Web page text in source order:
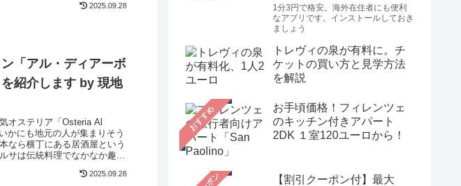
2025.09.28
「アル・ディアーボ
紹介します by 現地
オステリア「Osteria Al
かにも地元の人が集まりそう
なら横丁にある居酒屋という
サは伝統料理でなかなか趣が
2025.09.28
1分3円で格安。海外在住者にも便利
なアプリです。インストールしておき
ましょう
トレヴィの泉が有料に。チ
ケットの買い方と見学方法
を解説
おすすめ
お手頃価格！フィレンツェ
のキッチン付きアパート
2DK １室120ユーロから！
【割引クーポン付】最大